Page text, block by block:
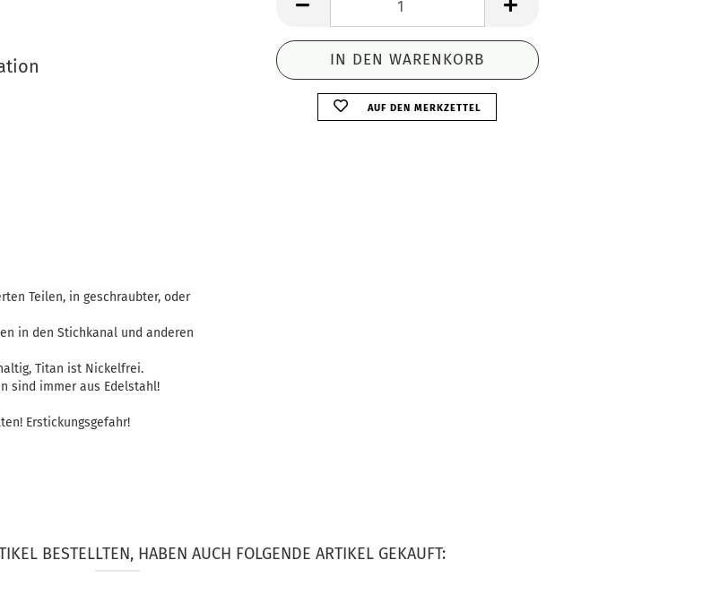
AUF DEN MERKZETTEL
Teilen, in geschraubter, oder
in den Stichkanal und anderen
Titan ist Nickelfrei.
sind immer aus Edelstahl!
Erstickungsgefahr!
BESTELLTEN, HABEN AUCH FOLGENDE ARTIKEL GEKAUFT: